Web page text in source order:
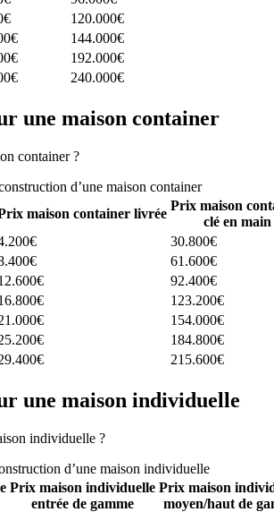
120.000€
144.000€
192.000€
240.000€
une maison container
container ?
d’une maison container
maison container livrée
Prix maison
clé en main
30.800€
61.600€
92.400€
123.200€
154.000€
184.800€
215.600€
une maison individuelle
individuelle ?
d’une maison individuelle
Prix maison individuelle
entrée de gamme
Prix maison
moyen/haut de